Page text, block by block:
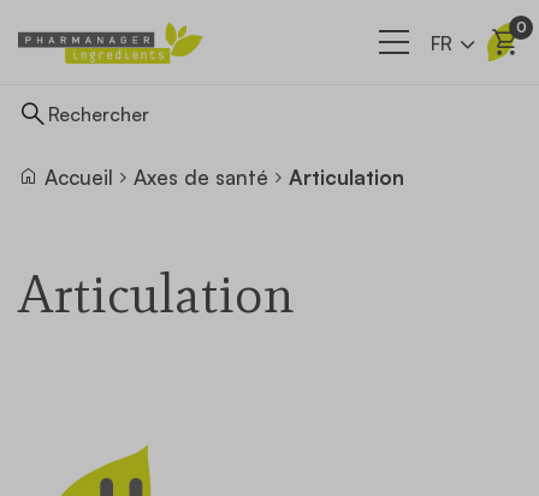
Nos filières
Actualités
FR
0
Accueil Axes de santé Articulation
Articulation